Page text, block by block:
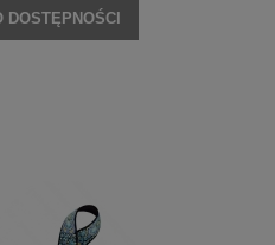
DOSTĘPNOŚCI